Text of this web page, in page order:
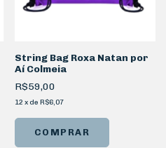
String Bag Roxa Natan por
Aí Colmeia
R$59,00
12 x de R$6,07